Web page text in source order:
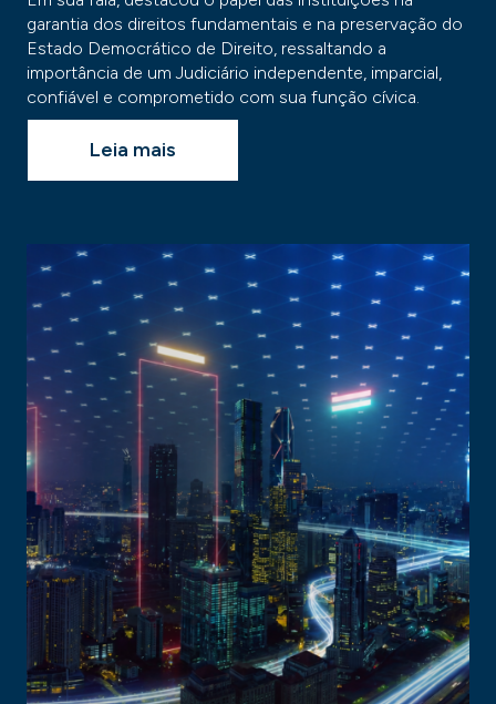
garantia dos direitos fundamentais e na preservação do
Estado Democrático de Direito, ressaltando a
importância de um Judiciário independente, imparcial,
confiável e comprometido com sua função cívica.
Leia mais